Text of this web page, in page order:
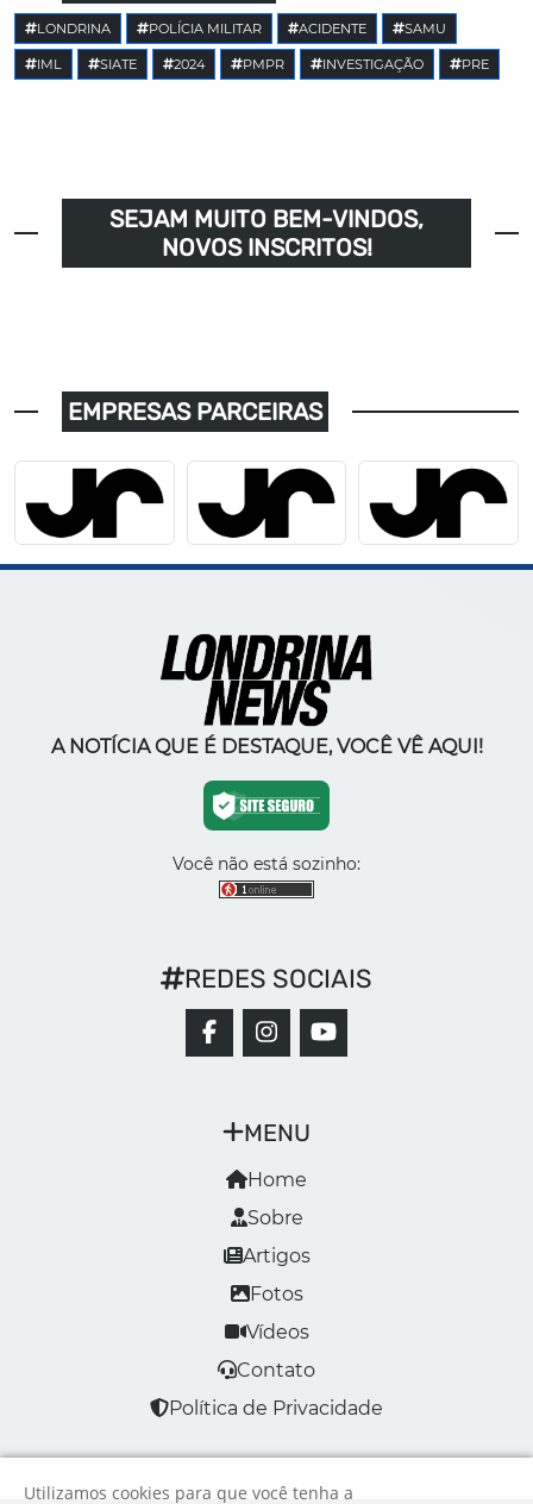
LONDRINA POLÍCIA MILITAR ACIDENTE SAMU
IML SIATE 2024 PMPR INVESTIGAÇÃO PRE
SEJAM MUITO BEM-VINDOS,
NOVOS INSCRITOS!
EMPRESAS PARCEIRAS
A NOTÍCIA QUE É DESTAQUE, VOCÊ VÊ AQUI!
Você não está sozinho:
MENU
Home
Sobre
Artigos
Fotos
Vídeos
Contato
Política de Privacidade
REDES SOCIAIS
Utilizamos cookies para que você tenha a